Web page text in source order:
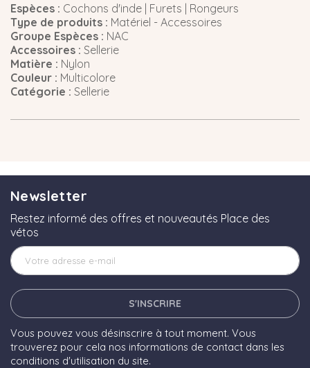
Espèces : Cochons d'inde | Furets | Rongeurs
Type de produits : Matériel - Accessoires
Groupe Espèces : NAC
Accessoires : Sellerie
Matière : Nylon
Couleur : Multicolore
Catégorie : Sellerie
Newsletter
Restez informé des offres et nouveautés Place des
vétos
S'INSCRIRE
Vous pouvez vous désinscrire à tout moment. Vous
trouverez pour cela nos informations de contact dans les
conditions d'utilisation du site.